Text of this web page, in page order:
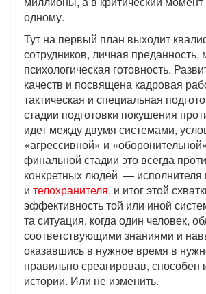
одному.
Тут на первый план выходит
сотрудников, личная преданность,
психологическая готовность.
качеств и посвящена кадровая
тактическая и специальная
стадии подготовки покушения
идет между двумя системами,
«агрессивной» и
финальной стадии это всегда
конкретных людей — исполнителя
и телохранителя, и итог этой
эффективность той или иной
та ситуация, когда один человек,
соответствующими знаниями и
оказавшись в нужное время в
правильно среагировав, способен
истории. Или не изменить.